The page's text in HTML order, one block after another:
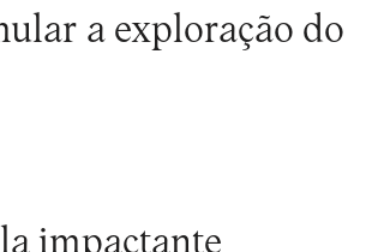
a exploração do
impactante